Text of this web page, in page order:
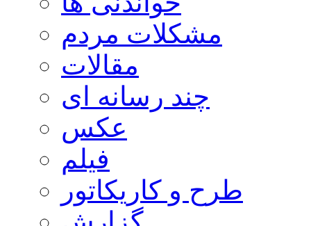
مشکلات مردم
مقالات
چند رسانه ای
عکس
فیلم
طرح و کاریکاتور